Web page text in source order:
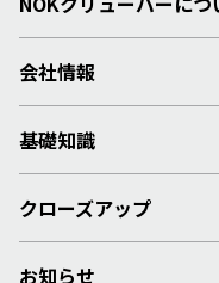
会社情報
基礎知識
クローズアップ
お知らせ